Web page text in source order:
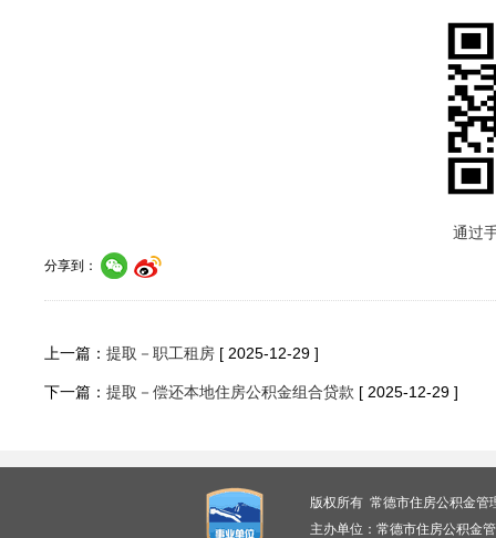
通过
分享到：
上一篇： 提取－职工租房 [ 2025-12-29 ]
下一篇： 提取－偿还本地住房公积金组合贷款 [ 2025-12-29 ]
版权所有 常德市住房公积金
主办单位：常德市住房公积金